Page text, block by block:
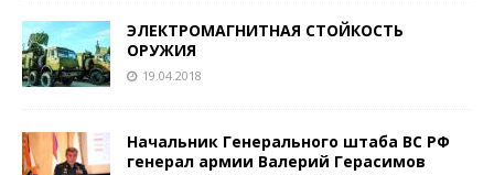
ЭЛЕКТРОМАГНИТНАЯ СТОЙКОСТЬ
ОРУЖИЯ
19.04.2018
Начальник Генерального штаба ВС РФ
генерал армии Валерий Герасимов